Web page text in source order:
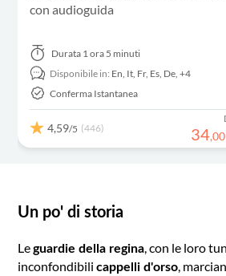
con audioguida
Durata 1 ora 5 minuti
Disponibile in: En, It, Fr, Es, De,+4
Conferma Istantanea
4,59/5 (446) 34,00
Un po' di storia
Leguardie della regina, con le loro
inconfondibilicappelli d'orso,